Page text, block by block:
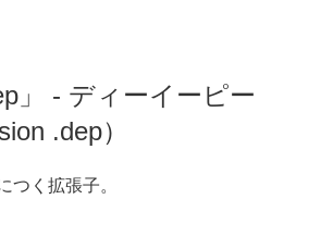
」 - ディーイーピー
.dep）
つく拡張子。